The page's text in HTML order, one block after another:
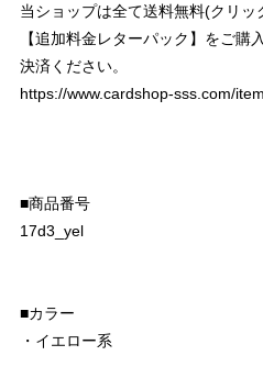
当ショップは全て送料無料(クリッ
【追加料金レターパック】をご購
決済ください。
https://www.cardshop-sss.com/
■商品番号
17d3_yel
■カラー
・イエロー系